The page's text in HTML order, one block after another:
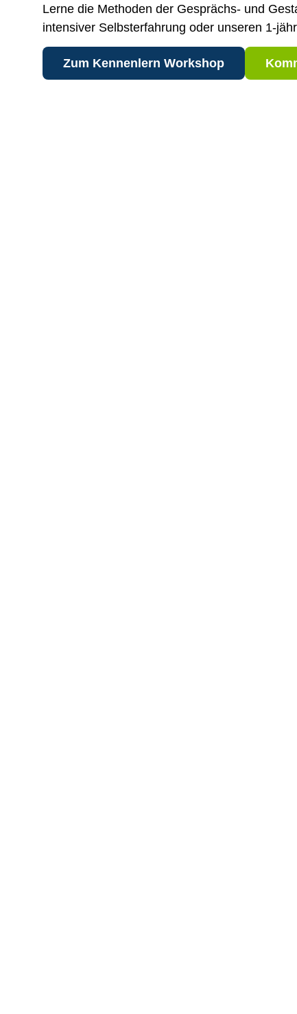
Lerne die Methoden der Gesprächs- und
intensiver Selbsterfahrung oder unseren 1-
Zum Kennenlern Workshop